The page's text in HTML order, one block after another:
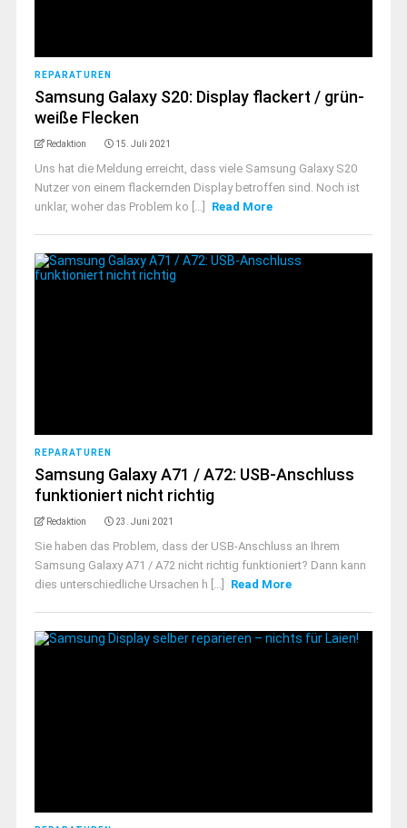
REPARATUREN
Samsung Galaxy S20: Display flackert / grün-
weiße Flecken
Redaktion 15. Juli 2021
Uns hat die Meldung erreicht, dass viele Samsung Galaxy S20
Nutzer von einem flackernden Display betroffen sind. Noch ist
unklar, woher das Problem ko [...]
Read More
REPARATUREN
Samsung Galaxy A71 / A72: USB-Anschluss
funktioniert nicht richtig
Redaktion 23. Juni 2021
Sie haben das Problem, dass der USB-Anschluss an Ihrem
Samsung Galaxy A71 / A72 nicht richtig funktioniert? Dann kann
dies unterschiedliche Ursachen h [...]
Read More